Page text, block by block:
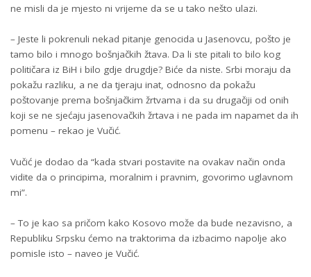
ne misli da je mjesto ni vrijeme da se u tako nešto ulazi.
– Јeste li pokrenuli nekad pitanje genocida u Јasenovcu, pošto je
tamo bilo i mnogo bošnjačkih žtava. Da li ste pitali to bilo kog
političara iz BiH i bilo gdje drugdje? Biće da niste. Srbi moraju da
pokažu razliku, a ne da tjeraju inat, odnosno da pokažu
poštovanje prema bošnjačkim žrtvama i da su drugačiji od onih
koji se ne sjećaju jasenovačkih žrtava i ne pada im napamet da ih
pomenu – rekao je Vučić.
Vučić je dodao da “kada stvari postavite na ovakav način onda
vidite da o principima, moralnim i pravnim, govorimo uglavnom
mi”.
– To je kao sa pričom kako Kosovo može da bude nezavisno, a
Republiku Srpsku ćemo na traktorima da izbacimo napolje ako
pomisle isto – naveo je Vučić.